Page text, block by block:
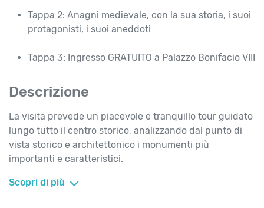
Tappa 2: Anagni medievale, con la sua storia, i suoi
protagonisti, i suoi aneddoti
Tappa 3: Ingresso GRATUITO a Palazzo Bonifacio VIII
Descrizione
La visita prevede un piacevole e tranquillo tour guidato
lungo tutto il centro storico, analizzando dal punto di
vista storico e architettonico i monumenti più
importanti e caratteristici.
Scopri di più